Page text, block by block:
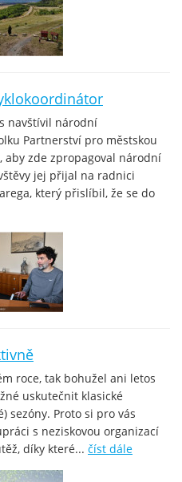
navštívil národní
Partnerství pro městskou
aby zde zpropagoval národní
jej přijal na radnici
který přislíbil, že se do
roce, tak bohužel ani letos
uskutečnit klasické
sezóny. Proto si pro vás
s neziskovou organizací
díky které... číst dále